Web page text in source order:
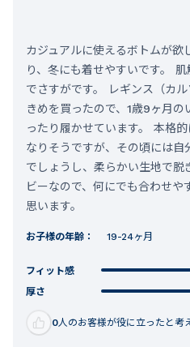
カジュアルに使えるボトムが欲
り、冬にも着せやすいです。
でさすがです。 レギンス（カ
きめを買ったので、1歳9ヶ月
ったり履かせています。 本格
なりそうですが、その頃には自
でしょうし、柔らかい生地で脱
ビーなので、何にでも合わせや
思います。
お子様の年齢： 19-24ヶ月
フィット感
厚さ
0人のお客様が役に立ったと考